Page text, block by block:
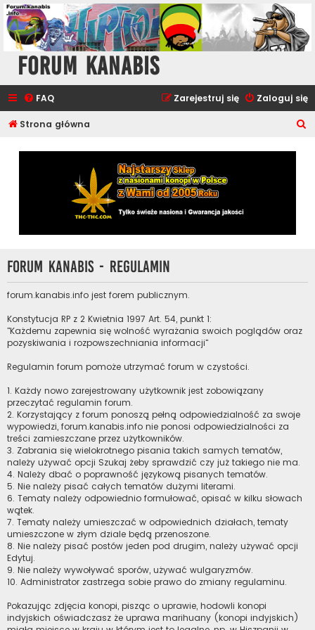
Forum Kanabis
FAQ Zaloguj się
Zarejestruj się
Strona główna
Forum Kanabis - Regulamin
forum.kanabis.info jest forem publicznym.
Konstytucja RP z 2 Kwietnia 1997 Art. 54, punkt 1:
"Każdemu zapewnia się wolność wyrażania swoich poglądów oraz
pozyskiwania i rozpowszechniania informacji"
Regulamin forum pomoże utrzymać forum w czystości.
1. Każdy nowo zarejestrowany użytkownik jest zobowiązany
przeczytać regulamin forum.
2. Korzystający z forum ponoszą pełną odpowiedzialność za swoje
wypowiedzi, forum.kanabis.info nie ponosi odpowiedzialności za
treści zamieszczane przez użytkowników.
3. Zabrania się wielokrotnego pisania takich samych tematów,
należy używać opcji Szukaj żeby sprawdzić czy już takiego nie ma.
4. Należy dbać o poprawność językową pisanych tematów.
5. Nie należy pisać całych tematów dużymi literami.
6. Tematy należy odpowiednio formułować, opisać w kilku słowach
wątek.
7. Tematy należy umieszczać w odpowiednich działach, tematy
umieszczone w złym dziale będą przenoszone.
8. Nie należy pisać postów jeden pod drugim, należy używać opcji
Edytuj.
9. Nie należy wywoływać sporów, używać wulgaryzmów.
10. Administrator zastrzega sobie prawo do zmiany regulaminu.
Pokazując zdjęcia konopi, pisząc o uprawie, hodowli konopi
indyjskich oświadczasz że uprawa marihuany (konopi indyjskich)